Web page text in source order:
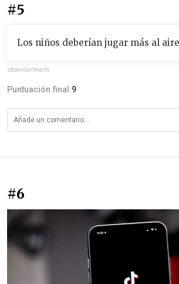
#5
Los niños deberían jugar más al
stolenourhearts
Puntuación final:9
#6